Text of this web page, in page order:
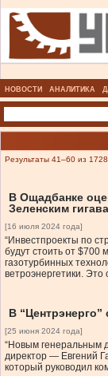
НОВОСТИ АНАЛИТИКА
Результаты 41–60 из
В Ощадбанке
Зеленским
[16 июля 2024 года]
“Инвестпроекты по
будут стоить от $700
газотурбинных
ветроэнергетики. Это
В
[25 июня 2024 года]
“Новым генеральным
директор — Евгений
который руководил